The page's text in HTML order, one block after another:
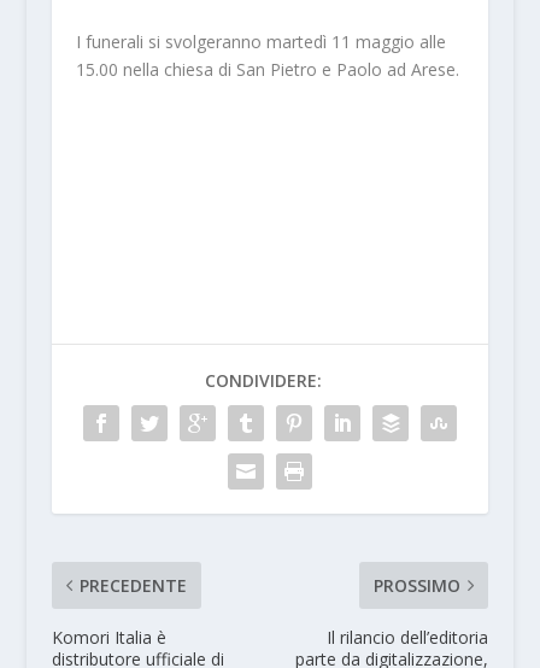
I funerali si svolgeranno martedì 11 maggio alle
15.00 nella chiesa di San Pietro e Paolo ad Arese.
CONDIVIDERE:
PRECEDENTE
Komori Italia è
distributore ufficiale di
PROSSIMO
Il rilancio dell’editoria
parte da digitalizzazione,